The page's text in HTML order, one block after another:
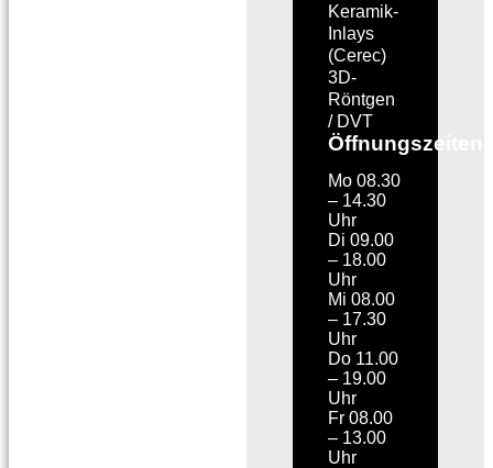
Keramik-
Inlays
(Cerec)
3D-
Röntgen
/ DVT
Öffnungszeiten
Mo 08.30
– 14.30
Uhr
Di 09.00
– 18.00
Uhr
Mi 08.00
– 17.30
Uhr
Do 11.00
– 19.00
Uhr
Fr 08.00
– 13.00
Uhr